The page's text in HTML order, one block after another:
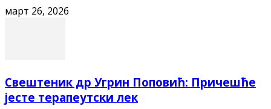
март 26, 2026
Свештеник др Угрин Поповић: Причешће
јесте терапеутски лек